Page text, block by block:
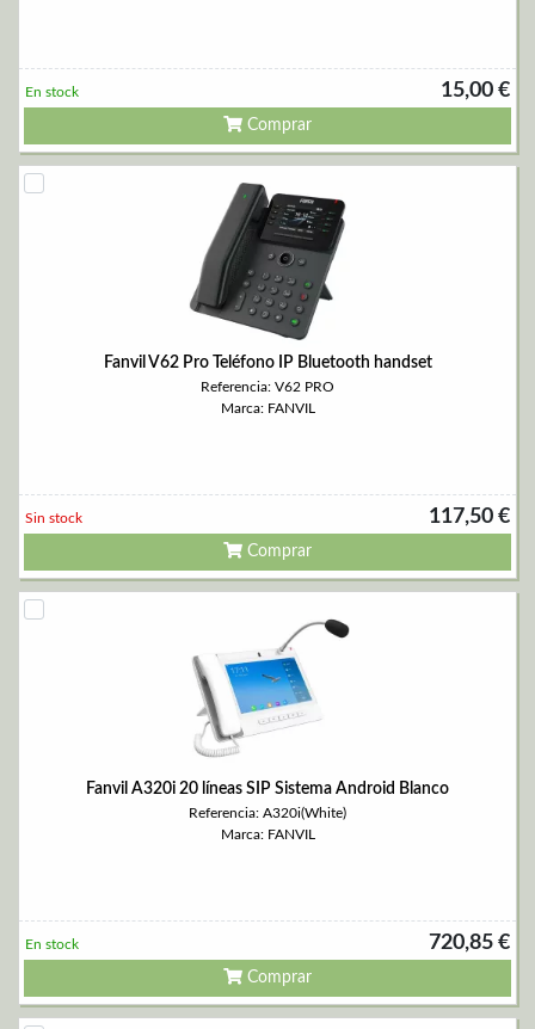
15,00 €
En stock
Comprar
Fanvil V62 Pro Teléfono IP Bluetooth handset
Referencia: V62 PRO
Marca: FANVIL
117,50 €
Sin stock
Comprar
Fanvil A320i 20 líneas SIP Sistema Android Blanco
Referencia: A320i(White)
Marca: FANVIL
720,85 €
En stock
Comprar